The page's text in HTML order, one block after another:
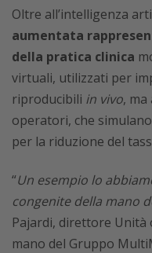
Oltre all’intelligenza
aumentata
della pratica clinica
virtuali, utilizzati per
riproducibili in vivo, ma
operatori, che
per la riduzione del
“Un esempio lo
congenite della mano
Pajardi, direttore Unità
mano del Gruppo